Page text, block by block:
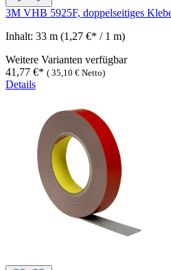
3M VHB 5925F, doppelseitiges
Inhalt: 33 m (1,27 €* / 1 m)
Weitere Varianten verfügbar
41,77 €* ( 35,10 € Netto)
Details